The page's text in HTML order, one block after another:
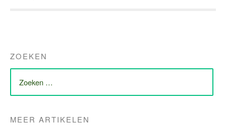
ZOEKEN
NAAR:
MEER ARTIKELEN